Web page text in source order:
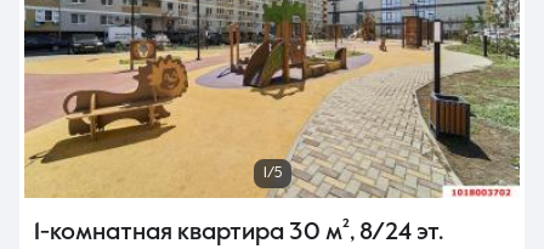
1/5
1-комнатная квартира 30 м², 8/24 эт.